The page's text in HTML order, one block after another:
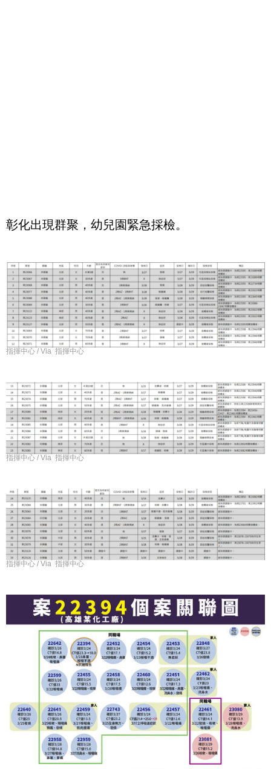
彰化出現群聚，幼兒園緊急採檢。
指揮中心 / Via 指揮中心
指揮中心 / Via 指揮中心
指揮中心 / Via 指揮中心